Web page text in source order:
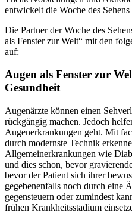
entwickelt die Woche des
Die Partner der Woche des
als Fenster zur Welt“ mit den
auf:
Augen als Fenster zur
Gesundheit
Augenärzte können einen
rückgängig machen. Jedoch
Augenerkrankungen geht. Mit
durch modernste Technik
Allgemeinerkrankungen wie
und dies schon, bevor
bevor der Patient sich ihrer
gegebenenfalls noch durch eine
gegensteuern oder zumindest
frühen Krankheitsstadium